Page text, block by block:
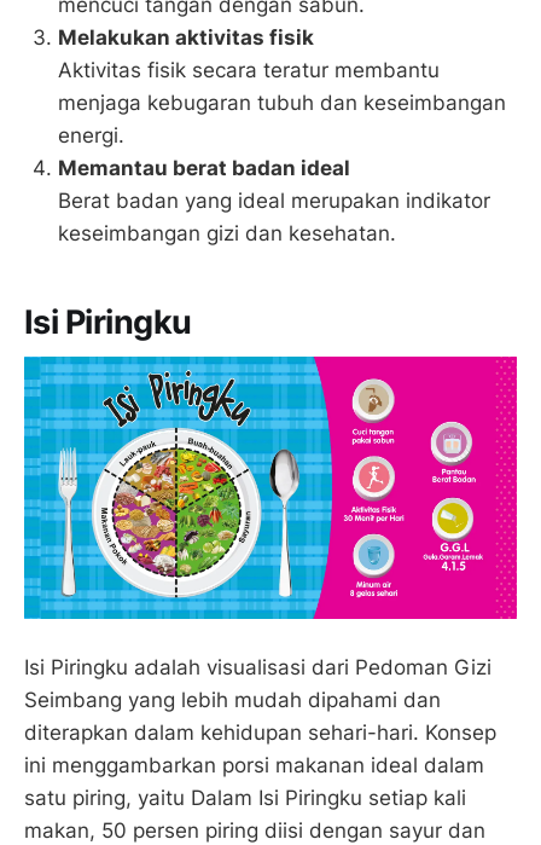
mencuci tangan dengan sabun.
Melakukan aktivitas fisik
Aktivitas fisik secara teratur membantu
menjaga kebugaran tubuh dan keseimbangan
energi.
Memantau berat badan ideal
Berat badan yang ideal merupakan indikator
keseimbangan gizi dan kesehatan.
Isi Piringku
Isi Piringku adalah visualisasi dari Pedoman Gizi
Seimbang yang lebih mudah dipahami dan
diterapkan dalam kehidupan sehari-hari. Konsep
ini menggambarkan porsi makanan ideal dalam
satu piring, yaitu Dalam Isi Piringku setiap kali
makan, 50 persen piring diisi dengan sayur dan